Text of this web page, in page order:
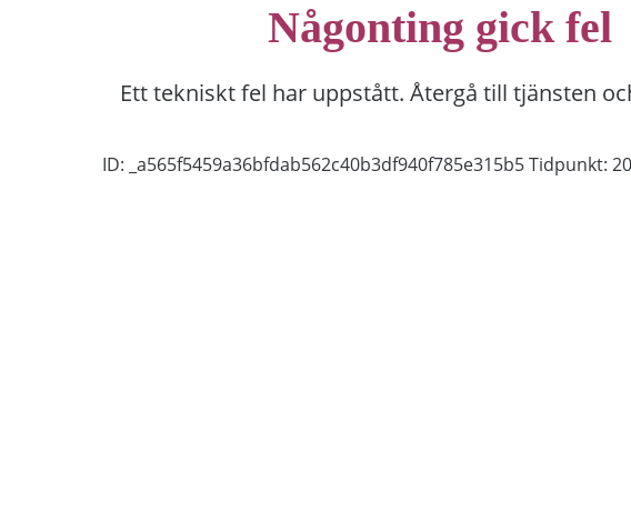
Någonting gick fel
Ett tekniskt fel har uppstått. Återgå till tjänsten
ID: _a565f5459a36bfdab562c40b3df940f785e315b5Tidpunkt: